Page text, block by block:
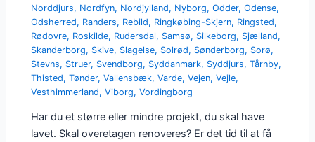
Norddjurs, Nordfyn, Nordjylland, Nyborg,Odder,Odense,
Odsherred, Randers, Rebild, Ringkøbing-Skjern, Ringsted,
Rødovre, Roskilde, Rudersdal, Samsø, Silkeborg, Sjælland,
Skanderborg, Skive, Slagelse, Solrød, Sønderborg, Sorø,
Stevns, Struer, Svendborg, Syddanmark, Syddjurs,Tårnby,
Thisted,Tønder,Vallensbæk,Varde,Vejen,Vejle,
Vesthimmerland,Viborg,Vordingborg
Har du et større eller mindre projekt, du skal have
lavet. Skal overetagen renoveres? Er det tid til at få